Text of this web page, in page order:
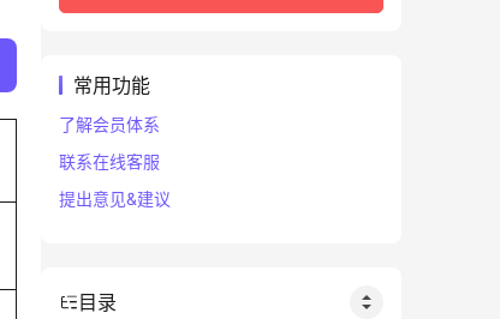
常用功能
了解会员体系
联系在线客服
提出意见&建议
目录